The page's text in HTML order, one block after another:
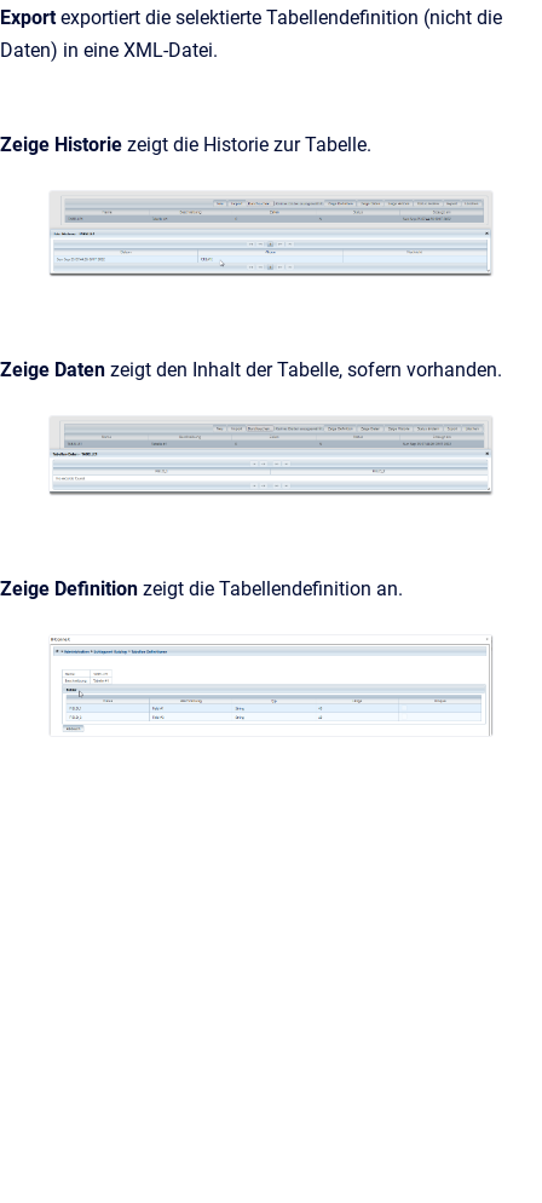
Exportexportiert die selektierte Tabellendefinition (nicht die
Daten) in eine XML-Datei.
Zeige Historie zeigt die Historie zur Tabelle.
Zeige Daten zeigt den Inhalt der Tabelle, sofern vorhanden.
Zeige Definition zeigt die Tabellendefinition an.